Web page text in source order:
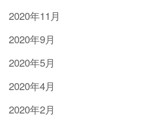
2020年11月
2020年9月
2020年5月
2020年4月
2020年2月